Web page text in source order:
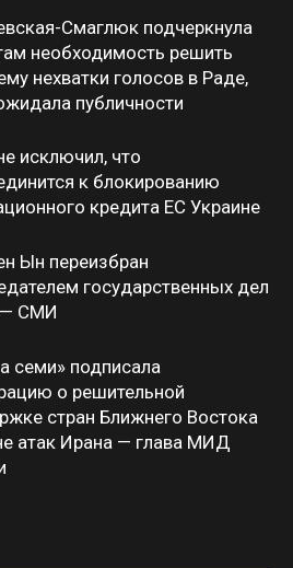
Смаглюк подчеркнула
необходимость решить
нехватки голосов в Раде,
публичности
исключил, что
к блокированию
кредита ЕС Украине
Ын переизбран
государственных дел
СМИ
семи» подписала
о решительной
стран Ближнего Востока
атак Ирана — глава МИД